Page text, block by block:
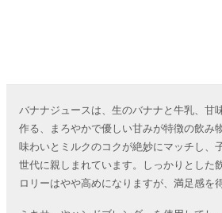
バナナジュースは、生のバナナと牛乳、甘
作る、まろやかで優しい甘みが特徴の飲み
味わいとミルクのコクが絶妙にマッチし、
世代に親しまれています。しっかりとした
ロリーはやや高めになりますが、満足感を